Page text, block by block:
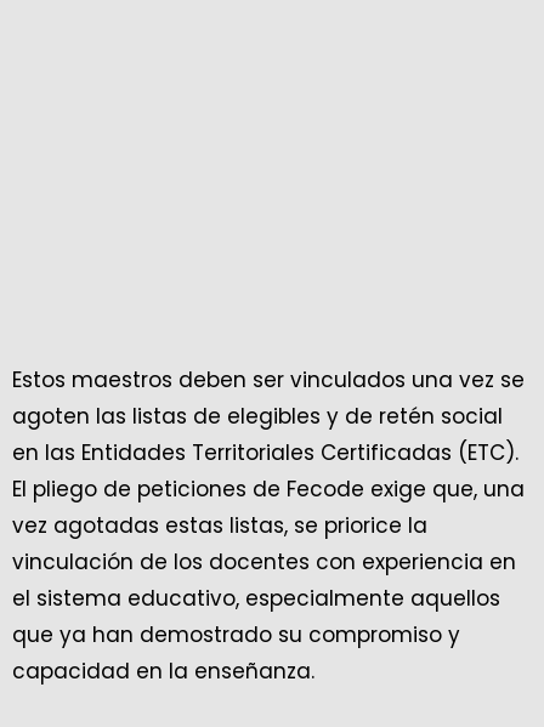
Estos maestros deben ser vinculados una vez se
agoten las listas de elegibles y de retén social
en las Entidades Territoriales Certificadas (ETC).
El pliego de peticiones de Fecode exige que, una
vez agotadas estas listas, se priorice la
vinculación de los docentes con experiencia en
el sistema educativo, especialmente aquellos
que ya han demostrado su compromiso y
capacidad en la enseñanza.